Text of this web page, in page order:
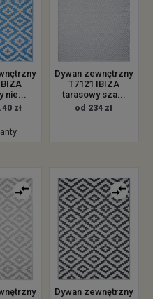
nie...
zł
Dywan zewnętrzny
T7121 IBIZA
tarasowy sza...
od 234 zł
Dywan zewnętrzny